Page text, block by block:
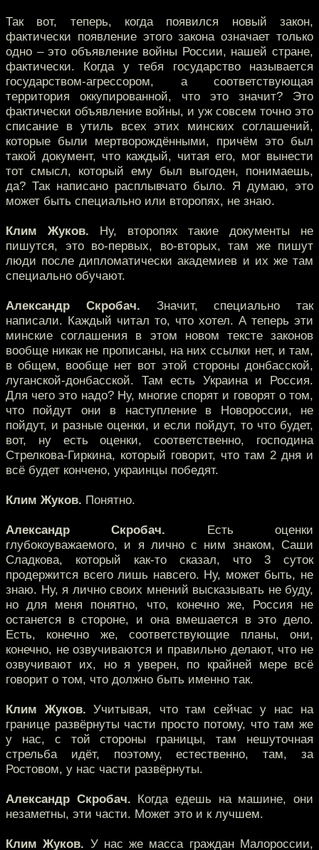
Так вот, теперь, когда появился новый закон,
фактически появление этого закона означает только
одно – это объявление войны России, нашей стране,
фактически. Когда у тебя государство называется
государством-агрессором, а соответствующая
территория оккупированной, что это значит? Это
фактически объявление войны, и уж совсем точно это
списание в утиль всех этих минских соглашений,
которые были мертворождёнными, причём это был
такой документ, что каждый, читая его, мог вынести
тот смысл, который ему был выгоден, понимаешь,
да? Так написано расплывчато было. Я думаю, это
может быть специально или второпях, не знаю.
Клим Жуков. Ну, второпях такие документы не
пишутся, это во-первых, во-вторых, там же пишут
люди после дипломатически академиев и их же там
специально обучают.
Александр Скробач. Значит, специально так
написали. Каждый читал то, что хотел. А теперь эти
минские соглашения в этом новом тексте законов
вообще никак не прописаны, на них ссылки нет, и там,
в общем, вообще нет вот этой стороны донбасской,
луганской-донбасской. Там есть Украина и Россия.
Для чего это надо? Ну, многие спорят и говорят о том,
что пойдут они в наступление в Новороссии, не
пойдут, и разные оценки, и если пойдут, то что будет,
вот, ну есть оценки, соответственно, господина
Стрелкова-Гиркина, который говорит, что там 2 дня и
всё будет кончено, украинцы победят.
Клим Жуков. Понятно.
Александр Скробач. Есть оценки
глубокоуважаемого, и я лично с ним знаком, Саши
Сладкова, который как-то сказал, что 3 суток
продержится всего лишь навсего. Ну, может быть, не
знаю. Ну, я лично своих мнений высказывать не буду,
но для меня понятно, что, конечно же, Россия не
останется в стороне, и она вмешается в это дело.
Есть, конечно же, соответствующие планы, они,
конечно, не озвучиваются и правильно делают, что не
озвучивают их, но я уверен, по крайней мере всё
говорит о том, что должно быть именно так.
Клим Жуков. Учитывая, что там сейчас у нас на
границе развёрнуты части просто потому, что там же
у нас, с той стороны границы, там нешуточная
стрельба идёт, поэтому, естественно, там, за
Ростовом, у нас части развёрнуты.
Александр Скробач. Когда едешь на машине, они
незаметны, эти части. Может это и к лучшем.
Клим Жуков. У нас же масса граждан Малороссии,